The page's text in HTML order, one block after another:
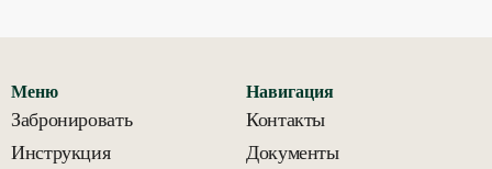
Меню
Забронировать
Инструкция
Навигация
Контакты
Документы